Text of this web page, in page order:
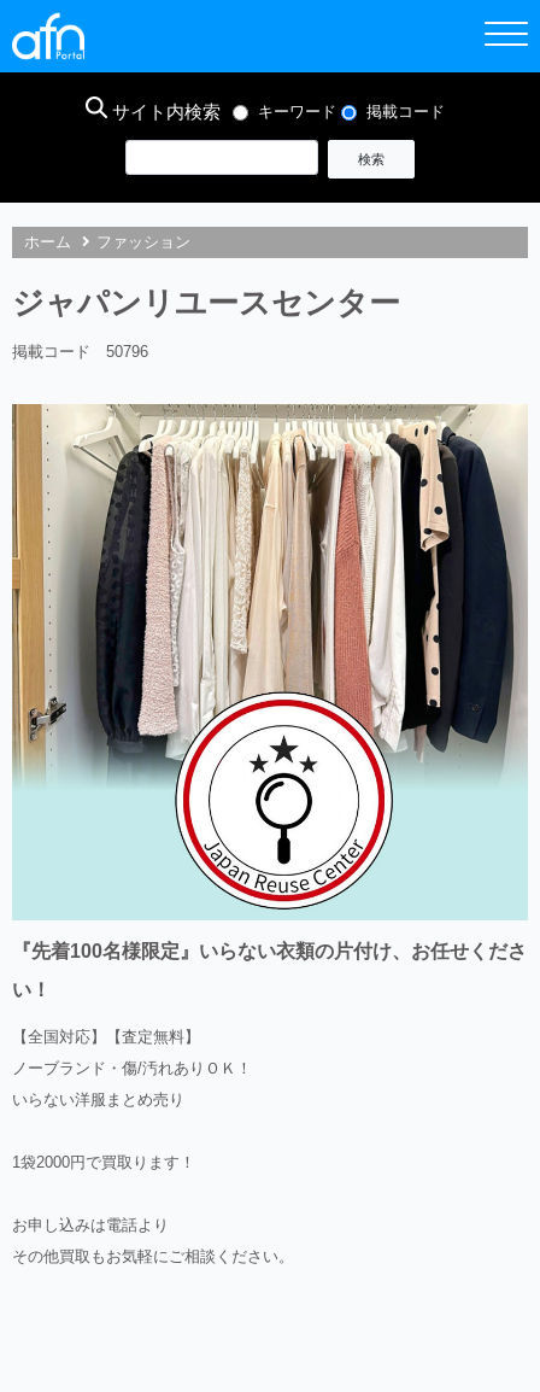
サイト内検索 キーワード 掲載コード
ホーム ファッション
ジャパンリユースセンター
掲載コード 50796
『先着100名様限定』いらない衣類の片付け、お任せくださ
い！
【全国対応】【査定無料】
ノーブランド・傷/汚れありＯＫ！
いらない洋服まとめ売り
1袋2000円で買取ります！
お申し込みは電話より
その他買取もお気軽にご相談ください。